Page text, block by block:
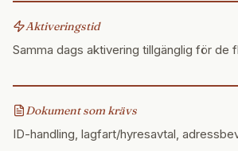
Aktiveringstid
Samma dags aktivering tillgänglig för de
Dokument som krävs
ID-handling, lagfart/hyresavtal,